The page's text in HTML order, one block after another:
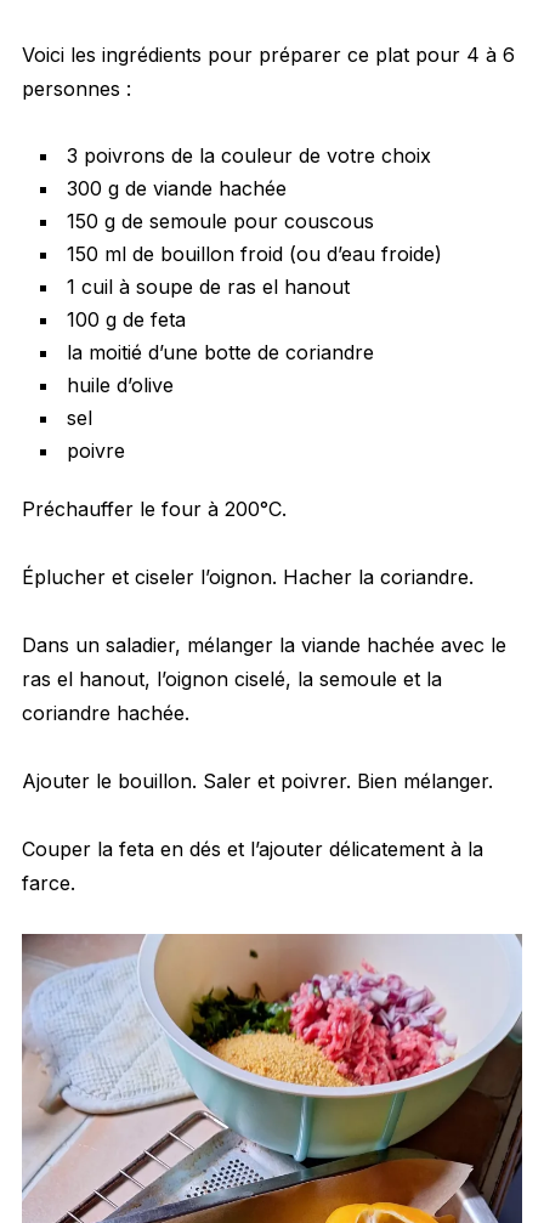
Voici les ingrédients pour préparer ce plat pour 4 à 6
personnes :
3 poivrons de la couleur de votre choix
300 g de viande hachée
150 g de semoule pour couscous
150 ml de bouillon froid (ou d’eau froide)
1 cuil à soupe de ras el hanout
100 g de feta
la moitié d’une botte de coriandre
huile d’olive
sel
poivre
Préchauffer le four à 200°C.
Éplucher et ciseler l’oignon. Hacher la coriandre.
Dans un saladier, mélanger la viande hachée avec le
ras el hanout, l’oignon ciselé, la semoule et la
coriandre hachée.
Ajouter le bouillon. Saler et poivrer. Bien mélanger.
Couper la feta en dés et l’ajouter délicatement à la
farce.